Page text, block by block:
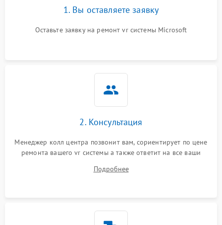
1. Вы оставляете заявку
Оставьте заявку на ремонт vr системы Microsoft
2. Консультация
Менеджер колл центра позвонит вам, сориентирует по цене
ремонта вашего vr системы а также ответит на все ваши
Подробнее